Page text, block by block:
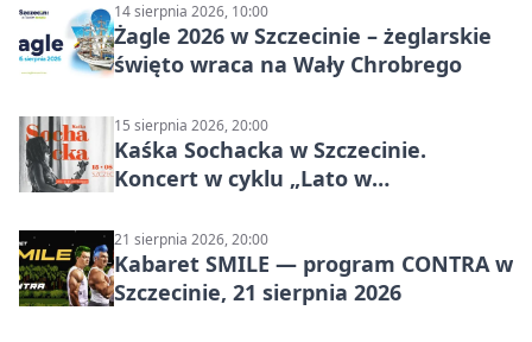
14 sierpnia 2026, 10:00
Żagle 2026 w Szczecinie – żeglarskie
święto wraca na Wały Chrobrego
15 sierpnia 2026, 20:00
Kaśka Sochacka w Szczecinie.
Koncert w cyklu „Lato w
21 sierpnia 2026, 20:00
Kabaret SMILE — program CONTRA w
Szczecinie, 21 sierpnia 2026